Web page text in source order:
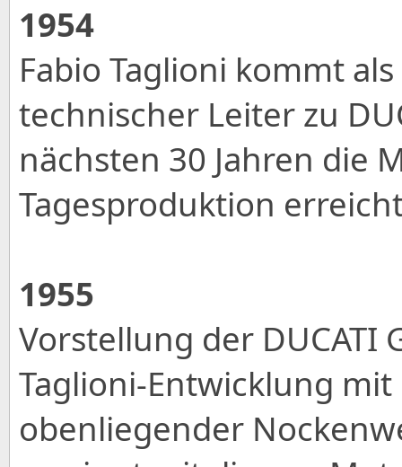
1954
Fabio Taglioni kommt
technischer Leiter zu
nächsten 30 Jahren die
Tagesproduktion
1955
Vorstellung der DUCATI
Taglioni-Entwicklung
obenliegender